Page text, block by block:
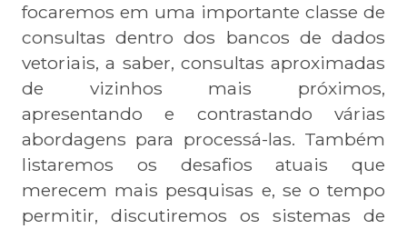
focaremos em uma importante classe de
consultas dentro dos bancos de dados
vetoriais, a saber, consultas aproximadas
de vizinhos mais próximos,
apresentando e contrastando várias
abordagens para processá-las. Também
listaremos os desafios atuais que
merecem mais pesquisas e, se o tempo
permitir, discutiremos os sistemas de